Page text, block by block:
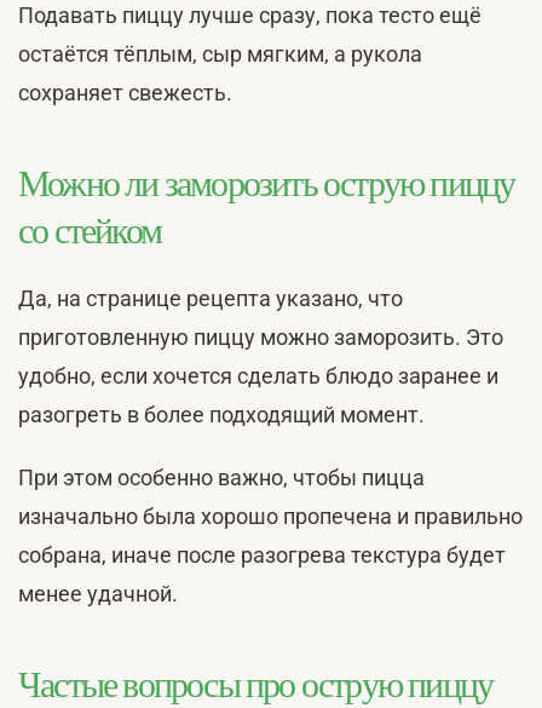
Подавать пиццу лучше сразу, пока тесто ещё
остаётся тёплым, сыр мягким, а рукола
сохраняет свежесть.
Можно ли заморозить острую пиццу
со стейком
Да, на странице рецепта указано, что
приготовленную пиццу можно заморозить. Это
удобно, если хочется сделать блюдо заранее и
разогреть в более подходящий момент.
При этом особенно важно, чтобы пицца
изначально была хорошо пропечена и правильно
собрана, иначе после разогрева текстура будет
менее удачной.
Частые вопросы про острую пиццу